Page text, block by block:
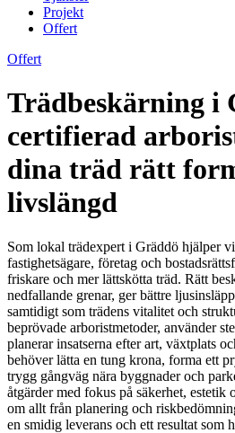
Projekt
Offert
Offert
Trädbeskärning i
certifierad
dina träd rätt
livslängd
Som lokal trädexpert i Gräddö hjälper
fastighetsägare, företag och
friskare och mer lättskötta träd. Rätt
nedfallande grenar, ger bättre
samtidigt som trädens vitalitet och
beprövade arboristmetoder, använder
planerar insatserna efter art, växtplats
behöver lätta en tung krona, forma ett
trygg gångväg nära byggnader och
åtgärder med fokus på säkerhet, estetik
om allt från planering och
en smidig leverans och ett resultat som